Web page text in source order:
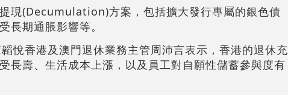
現(Decumulation)方案，包括擴大發行專屬的銀色債
長期通脹影響等。
悅香港及澳門退休業務主管周沛言表示，香港的退休充
長壽、生活成本上漲，以及員工對自願性儲蓄參與度有